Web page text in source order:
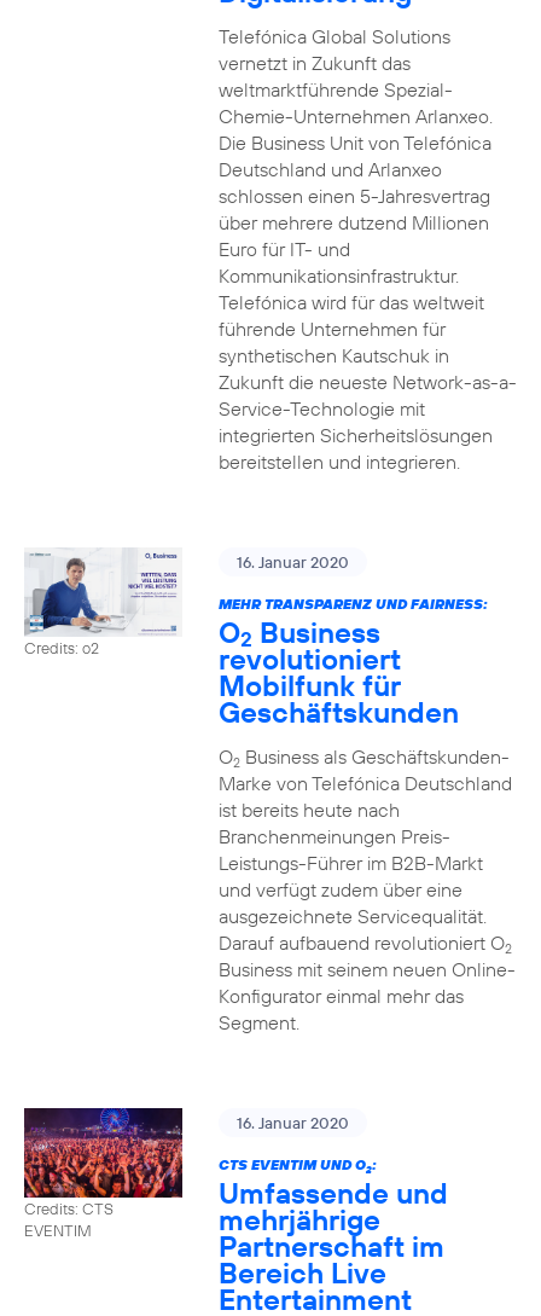
Telefónica Global Solutions
vernetzt in Zukunft das
weltmarktführende Spezial-
Chemie-Unternehmen Arlanxeo.
Die Business Unit von Telefónica
Deutschland und Arlanxeo
schlossen einen 5-Jahresvertrag
über mehrere dutzend Millionen
Euro für IT- und
Kommunikationsinfrastruktur.
Telefónica wird für das weltweit
führende Unternehmen für
synthetischen Kautschuk in
Zukunft die neueste Network-as-a-
Service-Technologie mit
integrierten Sicherheitslösungen
bereitstellen und integrieren.
Credits: o2
16. Januar 2020
MEHR TRANSPARENZ UND FAIRNESS:
O2 Business
revolutioniert
Mobilfunk für
Geschäftskunden
O2Business als Geschäftskunden-
Marke von Telefónica Deutschland
ist bereits heute nach
Branchenmeinungen Preis-
Leistungs-Führer im B2B-Markt
und verfügt zudem über eine
ausgezeichnete Servicequalität.
Darauf aufbauend revolutioniert O2
Business mit seinem neuen Online-
Konfigurator einmal mehr das
Segment.
Credits: CTS
EVENTIM
16. Januar 2020
CTS EVENTIM UND O2:
Umfassende und
mehrjährige
Partnerschaft im
Bereich Live
Entertainment